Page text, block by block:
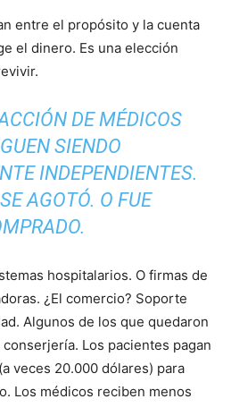
entre el propósito y la cuenta
el dinero. Es una elección
DE MÉDICOS
SIENDO
INDEPENDIENTES.
AGOTÓ. O FUE
hospitalarios. O firmas de
¿El comercio? Soporte
Algunos de los que quedaron
Los pacientes pagan
veces 20.000 dólares) para
Los médicos reciben menos